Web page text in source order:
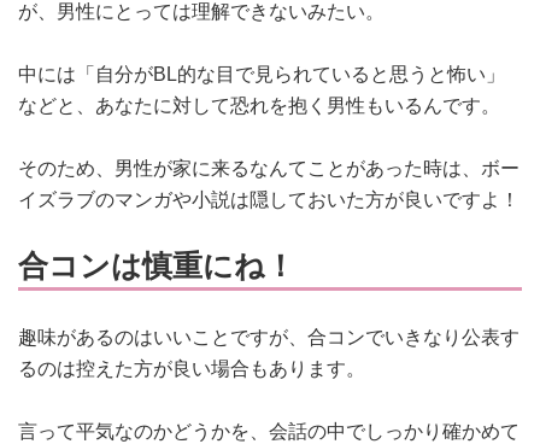
が、男性にとっては理解できないみたい。
中には「自分がBL的な目で見られていると思うと怖い」
などと、あなたに対して恐れを抱く男性もいるんです。
そのため、男性が家に来るなんてことがあった時は、ボー
イズラブのマンガや小説は隠しておいた方が良いですよ！
合コンは慎重にね！
趣味があるのはいいことですが、合コンでいきなり公表す
るのは控えた方が良い場合もあります。
言って平気なのかどうかを、会話の中でしっかり確かめて